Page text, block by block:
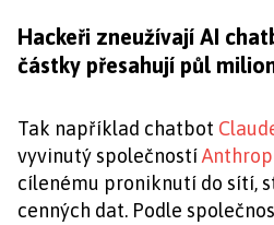
Hackeři zneužívají AI
částky přesahují půl
Tak například chatbot
vyvinutý společností
cílenému proniknutí do sítí,
cenných dat. Podle